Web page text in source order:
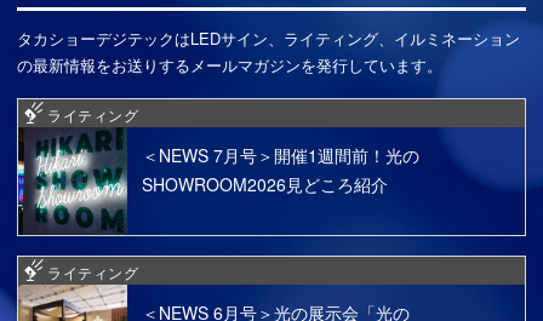
タカショーデジテックはLEDサイン、ライティング、イルミネーション
の最新情報をお送りするメールマガジンを発行しています。
ライティング
＜NEWS 7月号＞開催1週間前！光の
SHOWROOM2026見どころ紹介
ライティング
＜NEWS 6月号＞光の展示会「光の